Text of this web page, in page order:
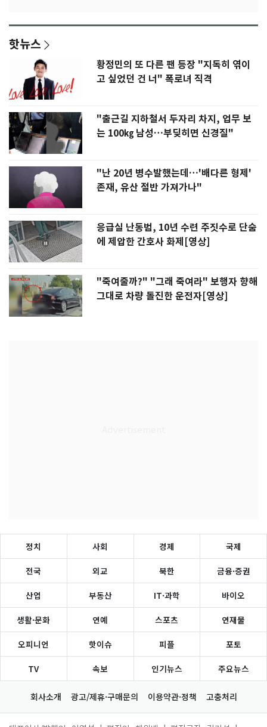
핫뉴스
황정민의 또 다른 팬 등장 "지독히 엮이
고 싶었던 건 너" 폭로녀 직격
"출근길 지하철서 두자리 차지, 업무 보
는 100㎏ 남성…부딪히면 신경질"
"난 20년 병수발했는데…'배다른 형제'
존재, 유산 절반 가져가나"
응급실 난동범, 10년 수련 주짓수로 단숨
에 제압한 간호사 화제[영상]
"죽여줄까?" "그래 죽여라" 보행자 향해
그대로 차량 돌진한 운전자[영상]
정치 사회 경제 국제
전국 외교 북한 금융·증권
산업 부동산 IT·과학 바이오
생활·문화 연예 스포츠 연재물
오피니언 핫이슈 피플 포토
TV 속보 인기뉴스 주요뉴스
회사소개 광고/제휴·구매문의 이용약관·정책 고충처리